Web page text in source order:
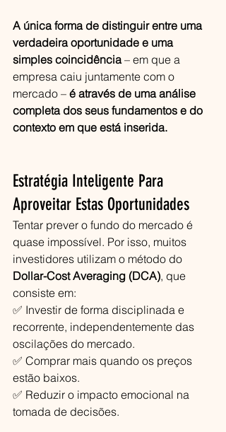
A única forma de distinguir entre uma
verdadeira oportunidade e uma
simples coincidência – em que a
empresa caiu juntamente com o
mercado – é através de uma análise
completa dos seus fundamentos e do
contexto em que está inserida.
Estratégia Inteligente Para
Aproveitar Estas Oportunidades
Tentar prever o fundo do mercado é
quase impossível. Por isso, muitos
investidores utilizam o método do
Dollar-Cost Averaging (DCA), que
consiste em:
✅ Investir de forma disciplinada e
recorrente, independentemente das
oscilações do mercado.
✅ Comprar mais quando os preços
estão baixos.
✅ Reduzir o impacto emocional na
tomada de decisões.